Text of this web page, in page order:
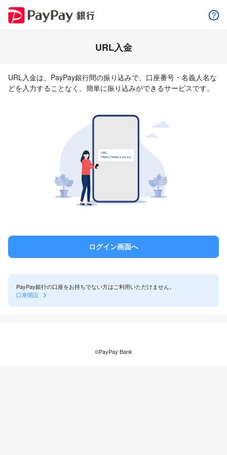
URL入金
URL入金は、PayPay銀行間の振り込みで、口座番号・名義人名な
どを入力することなく、簡単に振り込みができるサービスです。
PayPay銀行の口座をお持ちでない方はご利用いただけません。
口座開設
©PayPay Bank